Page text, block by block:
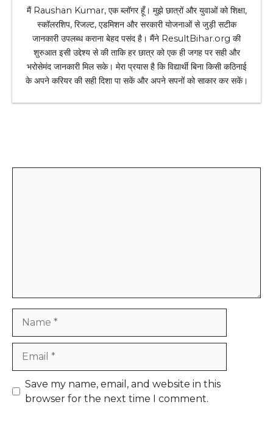
मैं Raushan Kumar, एक ब्लॉगर हूँ। मुझे छात्रों और युवाओं को शिक्षा,
स्कॉलरशिप, रिजल्ट, एडमिशन और सरकारी योजनाओं से जुड़ी सटीक
जानकारी उपलब्ध कराना बेहद पसंद है। मैंने ResultBihar.org की
शुरुआत इसी उद्देश्य से की ताकि हर छात्र को एक ही जगह पर सही और
भरोसेमंद जानकारी मिल सके। मेरा प्रयास है कि विद्यार्थी बिना किसी कठिनाई
के अपने करियर की सही दिशा पा सकें और अपने सपनों को साकार कर सकें।
Save my name, email, and website in this
browser for the next time I comment.